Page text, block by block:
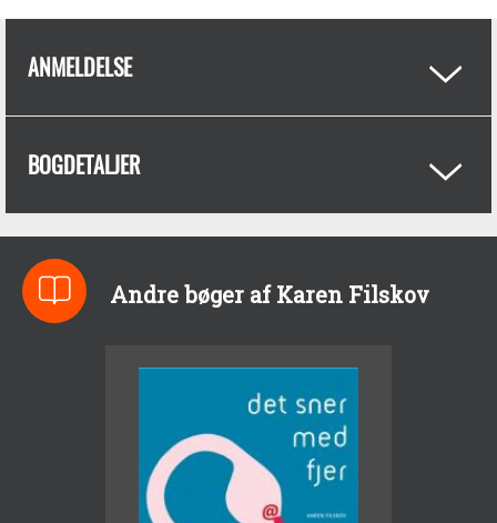
ANMELDELSE
BOGDETALJER
Andre bøger af Karen Filskov